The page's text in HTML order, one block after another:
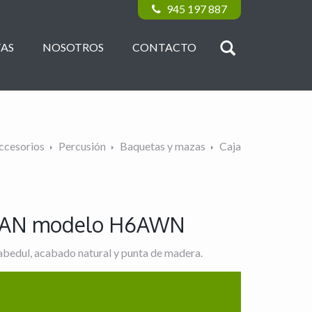
945 197 887
NOSOTROS CONTACTO
Percusión Baquetas y mazas Caja
modelo H6AWN
acabado natural y punta de madera.